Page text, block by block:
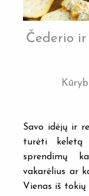
Čederio ir
Savo idėjų ir
turėti keletą
sprendimų
vakarėlius ar
Vienas iš